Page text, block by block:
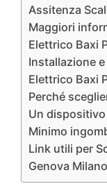
Assitenza
Maggiori
Elettrico Baxi
Installazione
Elettrico Baxi
Perché
Un
Minimo
Link utili per
Genova Milano